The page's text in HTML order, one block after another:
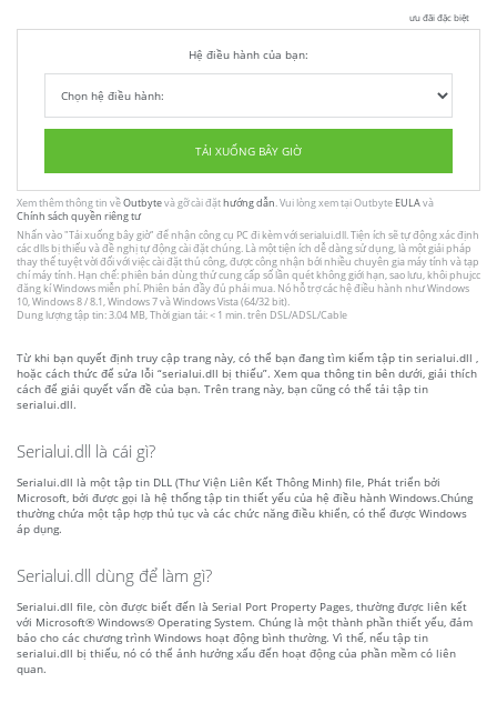
ưu đãi đặc biệt
Hệ điều hành của bạn:
TẢI XUỐNG BÂY GIỜ
Xem thêm thông tin vềOutbytevà gỡ cài đặthướng dẫn. Vui lòng xem tại Outbyte EULAvà
Chính sách quyền riêng tư
Nhấn vào"Tải xuống bây giờ" để nhận công cụ PC đi kèm với serialui.dll. Tiện ích sẽ tự động xác định
các dlls bị thiếu và đề nghị tự động cài đặt chúng. Là một tiện ích dễ dàng sử dụng, là một giải pháp
thay thế tuyệt vời đối với việc cài đặt thủ công, được công nhận bởi nhiều chuyên gia máy tính và tạp
chí máy tính. Hạn chế: phiên bản dùng thử cung cấp số lần quét không giới hạn, sao lưu, khôi phujcc
đăng kí Windows miễn phí. Phiên bản đầy đủ phải mua. Nó hỗ trợ các hệ điều hành như Windows
10, Windows 8 / 8.1, Windows 7 và Windows Vista (64/32 bit).
Dung lượng tập tin: 3.04 MB, Thời gian tải: < 1 min. trên DSL/ADSL/Cable
Từ khi bạn quyết định truy cập trang này, có thể bạn đang tìm kiếm tập tin serialui.dll ,
hoặc cách thức để sửa lỗi “serialui.dll bị thiếu”. Xem qua thông tin bên dưới, giải thích
cách để giải quyết vấn đề của bạn. Trên trang này, bạn cũng có thể tải tập tin
serialui.dll.
Serialui.dll là cái gì?
Serialui.dll là một tập tin DLL (Thư Viện Liên Kết Thông Minh) file, Phát triển bởi
Microsoft, bởi được gọi là hệ thống tập tin thiết yếu của hệ điều hành Windows.Chúng
thường chứa một tập hợp thủ tục và các chức năng điều khiển, có thể được Windows
áp dụng.
Serialui.dll dùng để làm gì?
Serialui.dll file, còn được biết đến là Serial Port Property Pages, thường được liên kết
với Microsoft® Windows® Operating System. Chúng là một thành phần thiết yếu, đảm
bảo cho các chương trình Windows hoạt động bình thường. Vì thế, nếu tập tin
serialui.dll bị thiếu, nó có thể ảnh hưởng xấu đến hoạt động của phần mềm có liên
quan.